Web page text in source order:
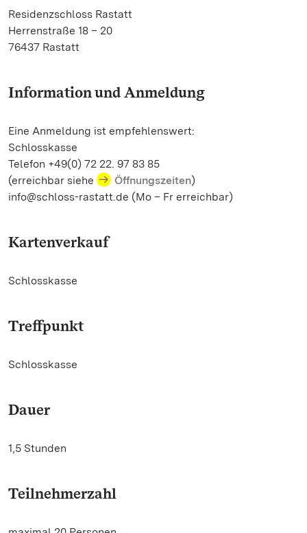
Residenzschloss Rastatt
Herrenstraße 18 – 20
76437 Rastatt
Information und Anmeldung
Eine Anmeldung ist empfehlenswert:
Schlosskasse
Telefon +49(0) 72 22. 97 83 85
(erreichbar siehe
Öffnungszeiten)
info@schloss-rastatt.de (Mo – Fr erreichbar)
Kartenverkauf
Schlosskasse
Treffpunkt
Schlosskasse
Dauer
1,5 Stunden
Teilnehmerzahl